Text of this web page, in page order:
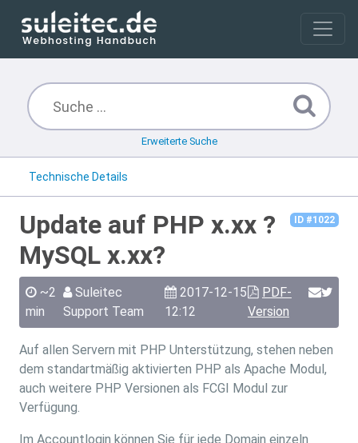
Erweiterte Suche
Technische Details
ID #1022
Update auf PHP x.xx ?
MySQL x.xx?
~2
min
Suleitec
Support Team
2017-12-15
12:12
PDF-
Version
Auf allen Servern mit PHP Unterstützung, stehen neben
dem standartmäßig aktivierten PHP als Apache Modul,
auch weitere PHP Versionen als FCGI Modul zur
Verfügung.
Im Accountlogin können Sie für jede Domain einzeln